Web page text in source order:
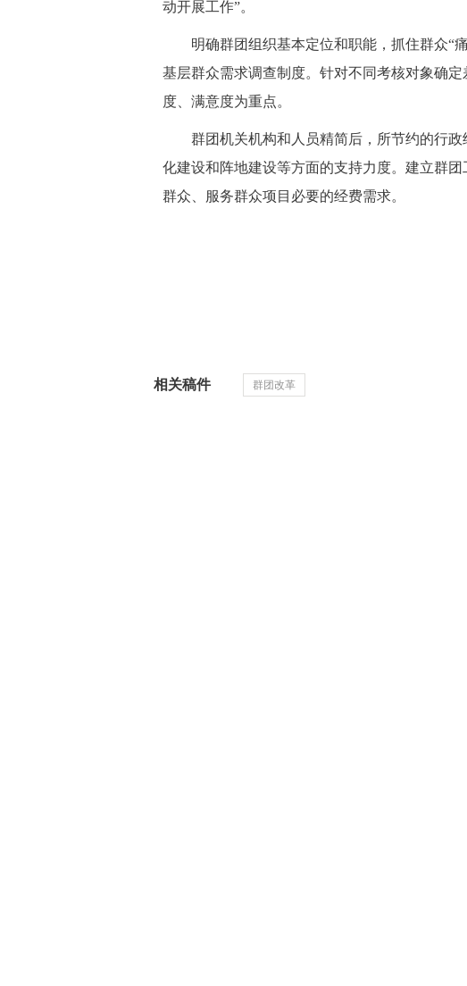
动开展工作”。
明确群团组织基本定位和职能，抓住群众“
基层群众需求调查制度。针对不同考核对象确
度、满意度为重点。
群团机关机构和人员精简后，所节约的行政
化建设和阵地建设等方面的支持力度。建立群
群众、服务群众项目必要的经费需求。
相关稿件 群团改革